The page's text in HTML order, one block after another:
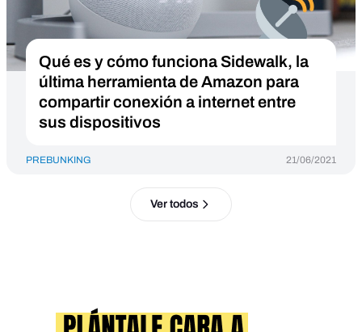
Qué es y cómo funciona Sidewalk, la
última herramienta de Amazon para
compartir conexión a internet entre
sus dispositivos
PREBUNKING 21/06/2021
Ver todos